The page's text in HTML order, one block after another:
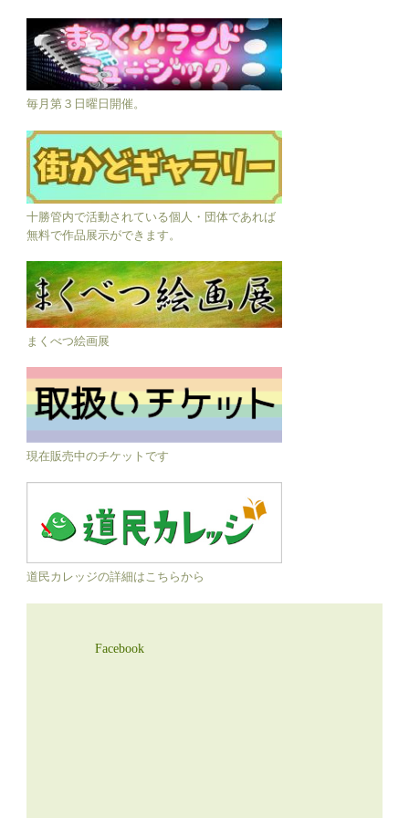
毎月第３日曜日開催。
十勝管内で活動されている個人・団体であれば
無料で作品展示ができます。
まくべつ絵画展
現在販売中のチケットです
道民カレッジの詳細はこちらから
Facebook